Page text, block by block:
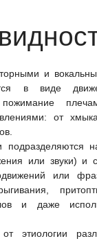
и
в виде
пожимание
от
или звуки) и
или
и даже
этиологии